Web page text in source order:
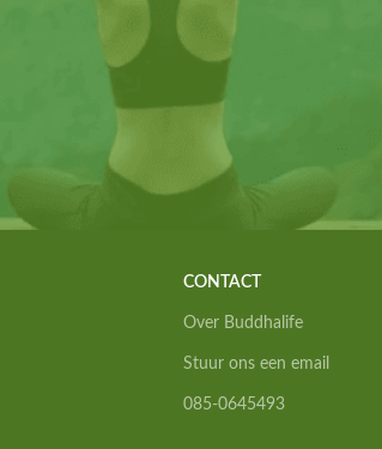
CONTACT
Over Buddhalife
Stuur ons een email
085-0645493